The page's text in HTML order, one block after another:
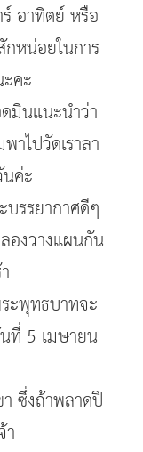
อาทิตย์ หรือ
หน่อยในการ
คะ
มินแนะนำว่า
าไปวัดเราลา
ค่ะ
รรยากาศดีๆ
องวางแผนกัน
ะพุทธบาทจะ
ที่ 5 เมษายน
ซึ่งถ้าพลาดปี